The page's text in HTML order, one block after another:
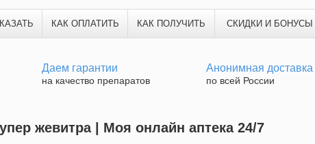
КАК ОПЛАТИТЬ КАК ПОЛУЧИТЬ СКИДКИ И БОНУСЫ
Даем гарантии
на качество препаратов
Анонимная доставка
по всей России
жевитра | Моя онлайн аптека 24/7